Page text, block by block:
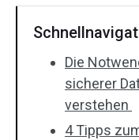
Die
sicherer
verstehen
4 Tipps